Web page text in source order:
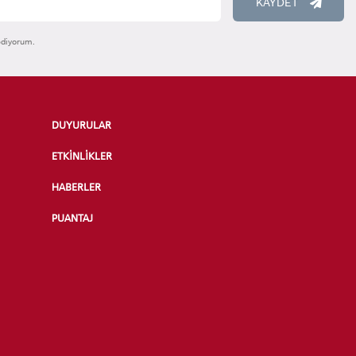
DUYURULAR
ETKİNLİKLER
HABERLER
PUANTAJ